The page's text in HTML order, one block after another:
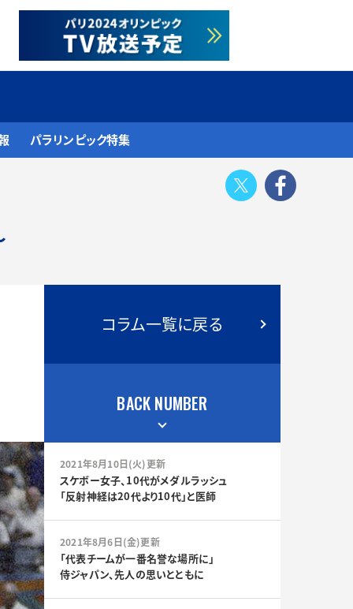
パラリンピック特集
Twitter
コラム一覧に戻る
BACK NUMBER
2021年8月10日(火)更新
スケボー女子、10代がメダルラッシュ
「反射神経は20代より10代」と医師
2021年8月6日(金)更新
「代表チームが一番名誉な場所に」
侍ジャパン、先人の思いとともに